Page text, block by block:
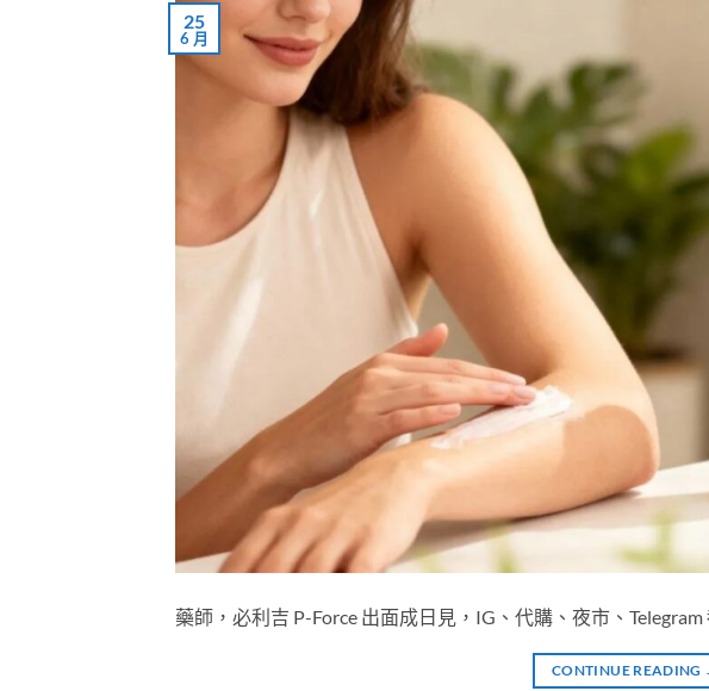
25
6 月
藥師，必利吉 P-Force 出面成日見，IG、代購、夜市、
CONTINUE READING